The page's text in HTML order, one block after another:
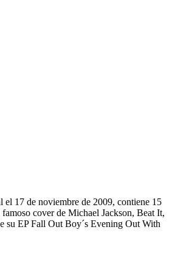
17 de noviembre de 2009, contiene 15
cover de Michael Jackson, Beat It,
su EP Fall Out Boy´s Evening Out With